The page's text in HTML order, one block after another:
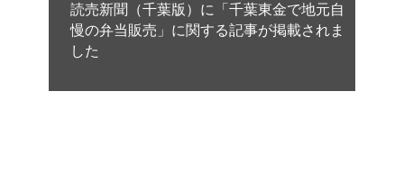
読売新聞（千葉版）に「千葉東金で地元自
慢の弁当販売」に関する記事が掲載されま
した